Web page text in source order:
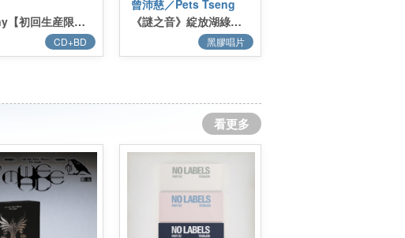
Sunny【初回生産限定盤】(CD+Blu-ray+GOODS)
CD+BD
曾沛慈／Pets Tseng
《謎之音》綻放湖綠限量膠盤版
黑膠唱片
看更多